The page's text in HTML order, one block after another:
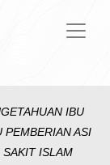
IBU
PEMBERIAN ASI
SAKIT ISLAM